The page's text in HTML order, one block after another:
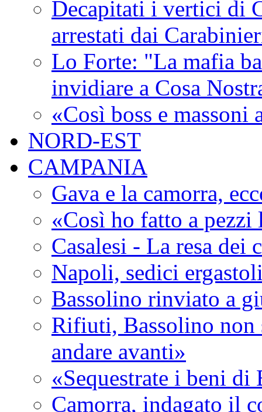
Decapitati i vertici di
arrestati dai
Lo Forte: "La mafia
invidiare a Cosa
«Così boss e massoni
NORD-EST
CAMPANIA
Gava e la camorra,
«Così ho fatto a pezzi
Casalesi - La resa dei
Napoli, sedici
Bassolino rinviato a
Rifiuti, Bassolino
andare avanti»
«Sequestrate i beni di
Camorra, indagato il